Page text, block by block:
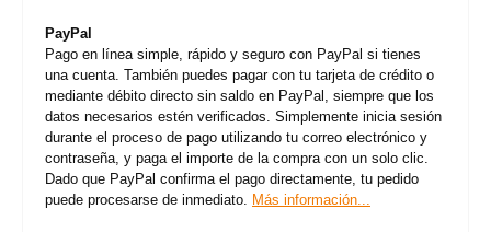
PayPal
Pago en línea simple, rápido y seguro con PayPal si tienes
una cuenta. También puedes pagar con tu tarjeta de crédito o
mediante débito directo sin saldo en PayPal, siempre que los
datos necesarios estén verificados. Simplemente inicia sesión
durante el proceso de pago utilizando tu correo electrónico y
contraseña, y paga el importe de la compra con un solo clic.
Dado que PayPal confirma el pago directamente, tu pedido
puede procesarse de inmediato. Más información...